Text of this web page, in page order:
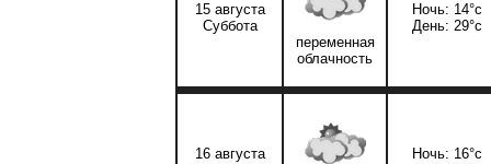
15 августа
Суббота
переменная
облачность
Ночь: 14°c
День: 29°c
16 августа
Ночь: 16°c